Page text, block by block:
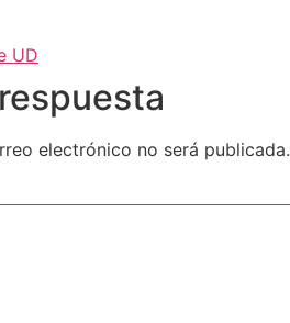
UD
electrónico no será publicada.